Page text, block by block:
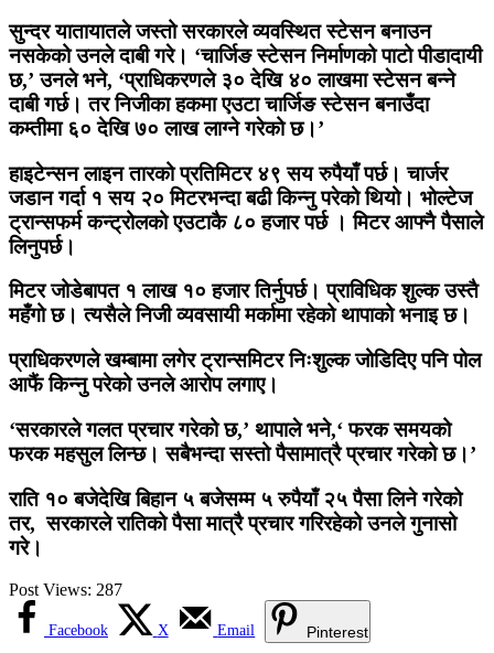
सुन्दर यातायातले जस्तो सरकारले व्यवस्थित स्टेसन बनाउन
नसकेको उनले दाबी गरे। ‘चार्जिङ स्टेसन निर्माणको पाटो पीडादायी
छ,’ उनले भने, ‘प्राधिकरणले ३० देखि ४० लाखमा स्टेसन बन्ने
दाबी गर्छ। तर निजीका हकमा एउटा चार्जिङ स्टेसन बनाउँदा
कम्तीमा ६० देखि ७० लाख लाग्ने गरेको छ।’
हाइटेन्सन लाइन तारको प्रतिमिटर ४९ सय रुपैयाँ पर्छ। चार्जर
जडान गर्दा १ सय २० मिटरभन्दा बढी किन्नु परेको थियो। भोल्टेज
ट्रान्सफर्म कन्ट्रोलको एउटाकै ८० हजार पर्छ । मिटर आफ्नै पैसाले
लिनुपर्छ।
मिटर जोडेबापत १ लाख १० हजार तिर्नुपर्छ। प्राविधिक शुल्क उस्तै
महँगो छ। त्यसैले निजी व्यवसायी मर्कामा रहेको थापाको भनाइ छ।
प्राधिकरणले खम्बामा लगेर ट्रान्समिटर निःशुल्क जोडिदिए पनि पोल
आफैं किन्नु परेको उनले आरोप लगाए।
‘सरकारले गलत प्रचार गरेको छ,’ थापाले भने,‘ फरक समयको
फरक महसुल लिन्छ। सबैभन्दा सस्तो पैसामात्रै प्रचार गरेको छ।’
राति १० बजेदेखि बिहान ५ बजेसम्म ५ रुपैयाँ २५ पैसा लिने गरेको
तर, सरकारले रातिको पैसा मात्रै प्रचार गरिरहेको उनले गुनासो
गरे।
Post Views: 287
Facebook X Email Pinterest